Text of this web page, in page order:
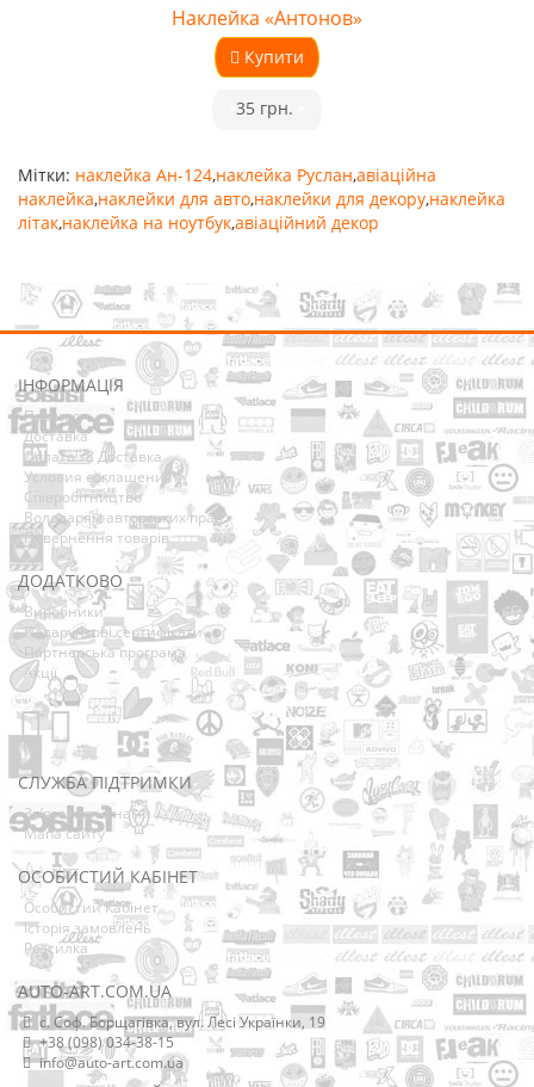
Наклейка «Антонов»
Купити
35 грн.
Мітки: наклейка Ан-124,наклейка Руслан,авіаційна
наклейка,наклейки для авто,наклейки для декору,наклейка
літак,наклейка на ноутбук,авіаційний декор
ІНФОРМАЦІЯ
Про нас
Доставка
Оплата та Доставка
Условия соглашения
Співробітництво
Володарям авторських прав
Повернення товарів
ДОДАТКОВО
Виробники
Подарункові сертифікати
Партнерська програма
Акції
СЛУЖБА ПІДТРИМКИ
Зв’язатися з нами
Мапа сайту
ОСОБИСТИЙ КАБІНЕТ
Особистий Кабінет
Історія замовлень
Розсилка
AUTO-ART.COM.UA
с. Соф. Борщагівка, вул. Лесі Українки, 19
+38 (098) 034-38-15
info@auto-art.com.ua